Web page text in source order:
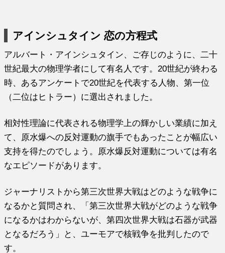
アインシュタイン 恋の方程式
アルバート・アインシュタイン、ご存じのように、二十
世紀最大の物理学者にして有名人です。20世紀が終わる
時、あるアンケート で20世紀を代表する人物、第一位
（二位はヒトラー） に選出されました。
相対性理論に代表される物理学上の輝かしい業績に加え
て、原水爆への反対運動の旗手でもあったことが幅広い
支持を得たのでしょう。 原水爆反対運動については有名
なエピソードがあります。
ジャーナリストから第三次世界大戦はどのような戦争に
なるかと質問され、「第三次世界大戦がどのような戦争
になるかはわからないが、第四次世界大戦は石器が武器
となるだろう」と、ユーモアで核戦争を批判したので
す。